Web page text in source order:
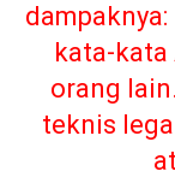
kata-kata
orang
teknis